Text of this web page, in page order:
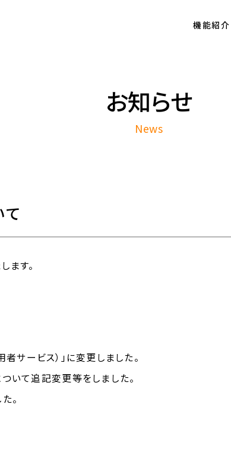
機能紹介
お知らせ
News
ます。
サービス）」に変更しました。
いて追記変更等をしました。
。